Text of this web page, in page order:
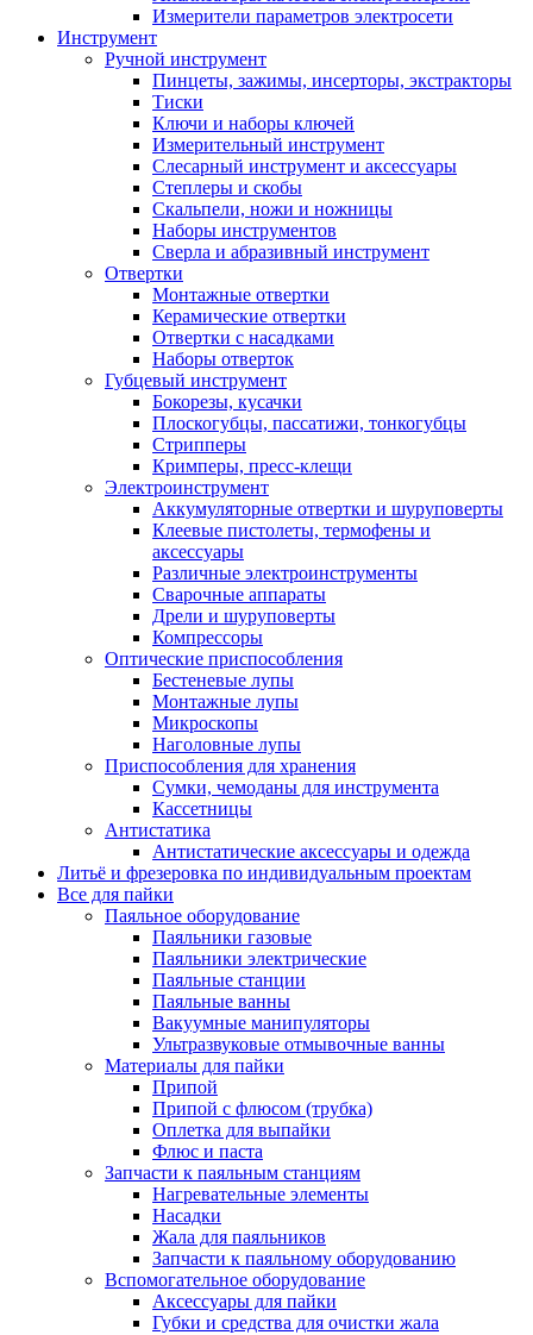
Измерители параметров электросети
Инструмент
Ручной инструмент
Пинцеты, зажимы, инсерторы, экстракторы
Тиски
Ключи и наборы ключей
Измерительный инструмент
Слесарный инструмент и аксессуары
Степлеры и скобы
Скальпели, ножи и ножницы
Наборы инструментов
Сверла и абразивный инструмент
Отвертки
Монтажные отвертки
Керамические отвертки
Отвертки с насадками
Наборы отверток
Губцевый инструмент
Бокорезы, кусачки
Плоскогубцы, пассатижи, тонкогубцы
Стрипперы
Кримперы, пресс-клещи
Электроинструмент
Аккумуляторные отвертки и шуруповерты
Клеевые пистолеты, термофены и
аксессуары
Различные электроинструменты
Сварочные аппараты
Дрели и шуруповерты
Компрессоры
Оптические приспособления
Бестеневые лупы
Монтажные лупы
Микроскопы
Наголовные лупы
Приспособления для хранения
Сумки, чемоданы для инструмента
Кассетницы
Антистатика
Антистатические аксессуары и одежда
Литьё и фрезеровка по индивидуальным проектам
Все для пайки
Паяльное оборудование
Паяльники газовые
Паяльники электрические
Паяльные станции
Паяльные ванны
Вакуумные манипуляторы
Ультразвуковые отмывочные ванны
Материалы для пайки
Припой
Припой с флюсом (трубка)
Оплетка для выпайки
Флюс и паста
Запчасти к паяльным станциям
Нагревательные элементы
Насадки
Жала для паяльников
Запчасти к паяльному оборудованию
Вспомогательное оборудование
Аксессуары для пайки
Губки и средства для очистки жала